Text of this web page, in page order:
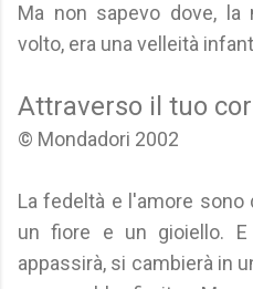
Ma non sapevo dove, la
volto, era una velleità
Attraverso il tuo
© Mondadori 2002
La fedeltà e l'amore
un fiore e un gioiello.
appassirà, si cambierà in